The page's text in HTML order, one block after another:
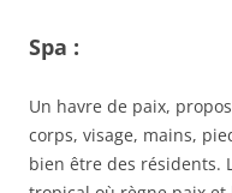
Spa :
Un havre de paix,
corps, visage, mains,
bien être des résidents.